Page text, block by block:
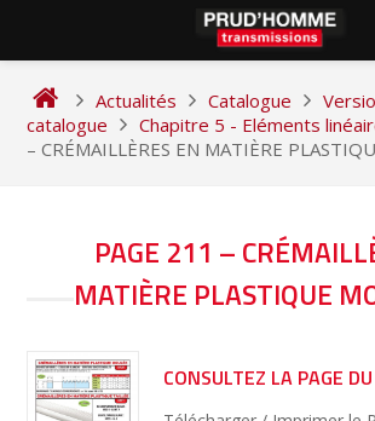
content
Actualités Catalogue
catalogue
Chapitre 5 - Eléments
– CRÉMAILLÈRES EN MATIÈRE
PAGE 211 –
MATIÈRE PLASTIQUE
CONSULTEZ LA PAGE
NAVIGATION